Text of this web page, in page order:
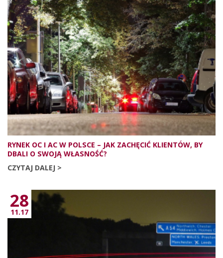
RYNEK OC I AC W POLSCE – JAK ZACHĘCIĆ KLIENTÓW, BY
DBALI O SWOJĄ WŁASNOŚĆ?
CZYTAJ DALEJ >
28
11.17